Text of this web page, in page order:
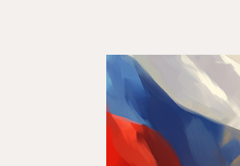
Медиа
Контакты